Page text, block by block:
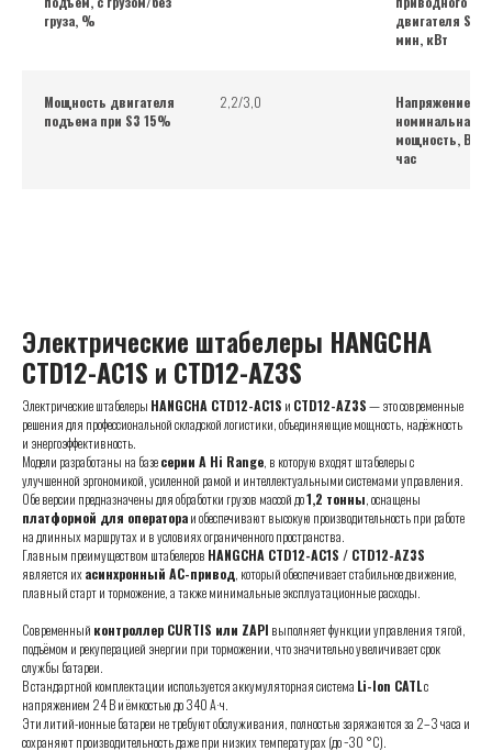
груза, %
двигателя S2
мин, кВт
Мощность двигателя
подъема при S3 15%
2,2/3,0
Напряжение
номинальная
мощность, В/
час
Электрические штабелеры HANGCHA
CTD12-AC1S и CTD12-AZ3S
Электрические штабелеры HANGCHA CTD12-AC1S и CTD12-AZ3S— это современные
решения для профессиональной складской логистики, объединяющие мощность, надёжность
и энергоэффективность.
Модели разработаны на базесерии A Hi Range, в которую входят штабелеры с
улучшенной эргономикой, усиленной рамой и интеллектуальными системами управления.
Обе версии предназначены для обработки грузов массой до1,2 тонны, оснащены
платформой для оператораи обеспечивают высокую производительность при работе
на длинных маршрутах и в условиях ограниченного пространства.
Главным преимуществом штабелеров HANGCHA CTD12-AC1S / CTD12-AZ3S
является ихасинхронный AC-привод, который обеспечивает стабильное движение,
плавный старт и торможение, а также минимальные эксплуатационные расходы.
Современный контроллер CURTIS или ZAPI выполняет функции управления тягой,
подъёмом и рекуперацией энергии при торможении, что значительно увеличивает срок
службы батареи.
В стандартной комплектации используется аккумуляторная система Li-Ion CATLс
напряжением 24 В и ёмкостью до 340 А·ч.
Эти литий-ионные батареи не требуют обслуживания, полностью заряжаются за 2–3 часа и
сохраняют производительность даже при низких температурах (до −30 °C).